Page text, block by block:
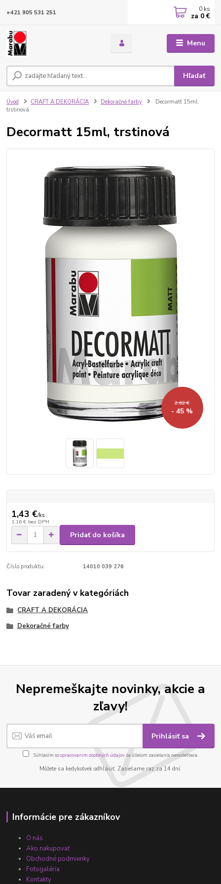
Menu
Hľadať
+421 905 531 251 0 ks
za 0 €
Úvod CRAFT A DEKORÁCIA Dekoračné farby
Decormatt 15ml,
trstinová
Decormatt 15ml, trstinová
2,62 €
- 45 %
1,43 €/ks
1,16 € bez DPH
Pridať do košíka
Číslo produktu: 14010 039 276
Tovar zaradený v kategóriách
CRAFT A DEKORÁCIA
Dekoračné farby
Nepremeškajte novinky, akcie a
zľavy!
Prihlásiť sa
Súhlasím sospracovaním osobných údajov za účelom zasielania newslettera.
Môžete sa kedykoľvek odhlásiť. Zasielame raz za 14 dní.
Informácie pre zákazníkov
O nás
Ako nakupovať
Obchodné podmienky
Fotogaléria
Kontakty